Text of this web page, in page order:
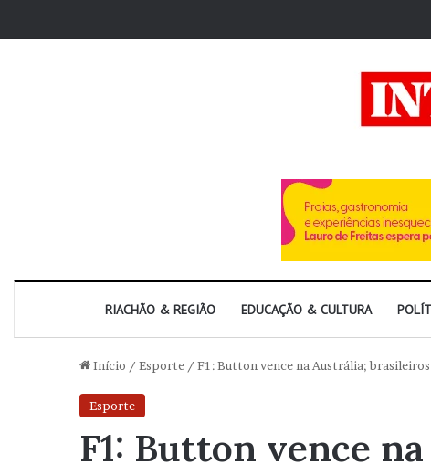
RIACHÃO & REGIÃO EDUCAÇÃO & CULTURA
Início / Esporte / F1: Button vence na Austrália;
Esporte
F1: Button vence